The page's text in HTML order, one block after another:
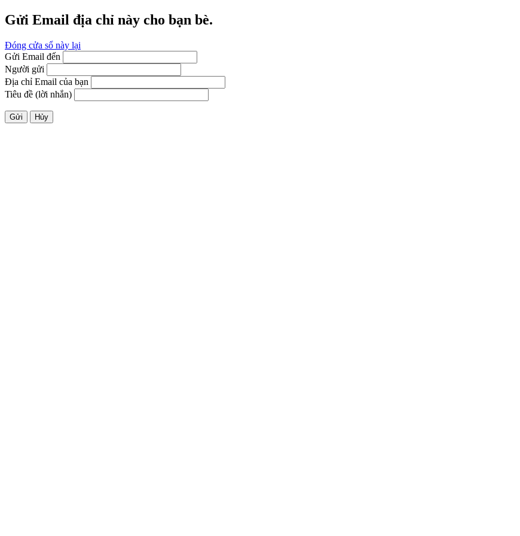
Gửi Email địa chỉ này cho bạn bè.
Đóng cửa sổ này lại
Gửi Email đến
Người gửi
Địa chỉ Email của bạn
Tiêu đề (lời nhắn)
Gửi Hủy